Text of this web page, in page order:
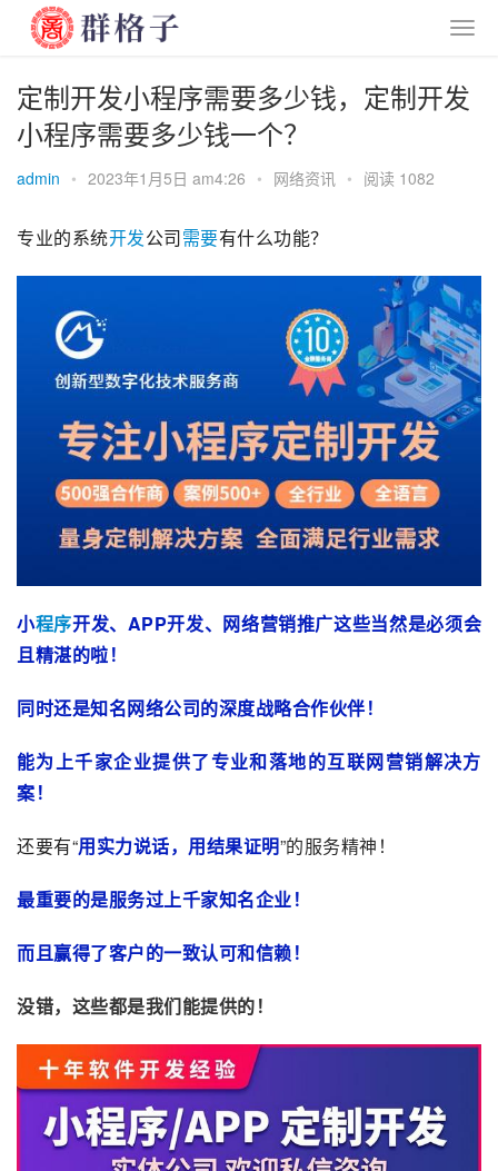
定制开发小程序需要多少钱，定制开发
小程序需要多少钱一个？
admin • 2023年1月5日 am4:26 • 网络资讯 • 阅读 1082
专业的系统开发公司需要有什么功能？
小程序开发、APP开发、网络营销推广这些当然是必须会
且精湛的啦！
同时还是知名网络公司的深度战略合作伙伴！
能为上千家企业提供了专业和落地的互联网营销解决方
案！
还要有“用实力说话，用结果证明”的服务精神！
最重要的是服务过上千家知名企业！
而且赢得了客户的一致认可和信赖！
没错，这些都是我们能提供的！